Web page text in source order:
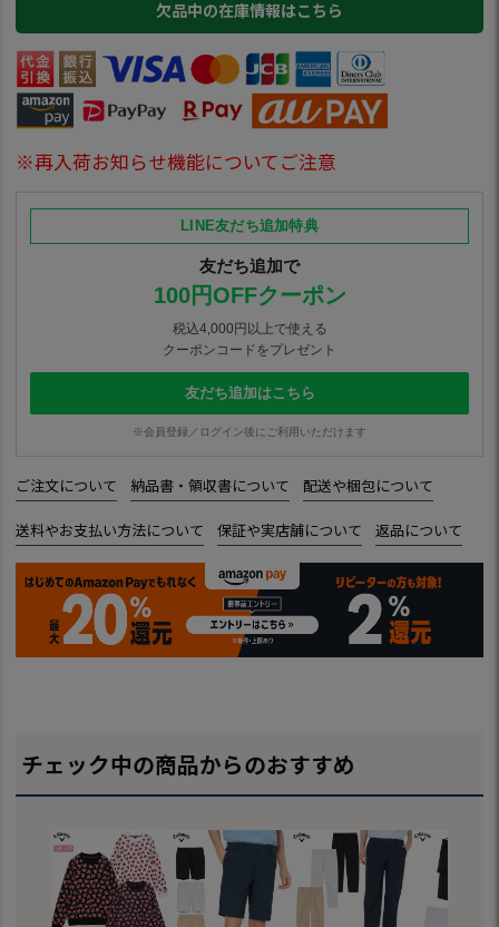
欠品中の在庫情報はこちら
※再入荷お知らせ機能についてご注意
LINE友だち追加特典
友だち追加で
100円OFFクーポン
税込4,000円以上で使える
クーポンコードをプレゼント
友だち追加はこちら
※会員登録／ログイン後にご利用いただけます
ご注文について 納品書・領収書について 配送や梱包について
送料やお支払い方法について 保証や実店舗について 返品について
チェック中の商品からのおすすめ